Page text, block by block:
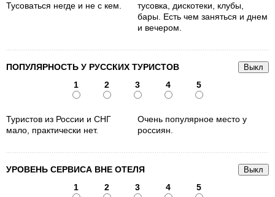
Тусоваться негде и не с кем.
тусовка, дискотеки, клубы,
бары. Есть чем заняться и днем
и вечером.
ПОПУЛЯРНОСТЬ У РУССКИХ ТУРИСТОВ
1
2 3 4 5
Туристов из России и СНГ
мало, практически нет.
Очень популярное место у
россиян.
УРОВЕНЬ СЕРВИСА ВНЕ ОТЕЛЯ
1
2 3 4 5